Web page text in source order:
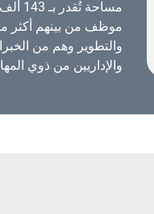
والتطوير وهم من
والإداريين من ذوي